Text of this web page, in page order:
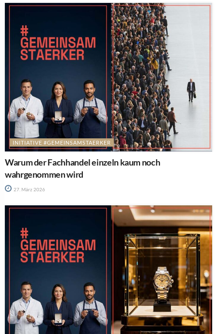
INITIATIVE #GEMEINSAMSTAERKER
Warum der Fachhandel einzeln kaum noch
wahrgenommen wird
27. März 2026